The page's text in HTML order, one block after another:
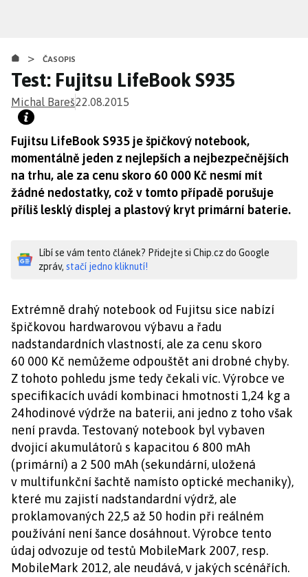
obsahu
> ČASOPIS
Test: Fujitsu LifeBook S935
Michal Bareš22.08.2015
Fujitsu LifeBook S935 je špičkový notebook,
momentálně jeden z nejlepších a nejbezpečnějších
na trhu, ale za cenu skoro 60 000 Kč nesmí mít
žádné nedostatky, což v tomto případě porušuje
příliš lesklý displej a plastový kryt primární baterie.
Líbí se vám tento článek? Přidejte si Chip.cz do Google
zpráv, stačí jedno kliknutí!
Extrémně drahý notebook od Fujitsu sice nabízí
špičkovou hardwarovou výbavu a řadu
nadstandardních vlastností, ale za cenu skoro
60 000 Kč nemůžeme odpouštět ani drobné chyby.
Z tohoto pohledu jsme tedy čekali víc. Výrobce ve
specifikacích uvádí kombinaci hmotnosti 1,24 kg a
24hodinové výdrže na baterii, ani jedno z toho však
není pravda. Testovaný notebook byl vybaven
dvojicí akumulátorů s kapacitou 6 800 mAh
(primární) a 2 500 mAh (sekundární, uložená
v multifunkční šachtě namísto optické mechaniky),
které mu zajistí nadstandardní výdrž, ale
proklamovaných 22,5 až 50 hodin při reálném
používání není šance dosáhnout. Výrobce tento
údaj odvozuje od testů MobileMark 2007, resp.
MobileMark 2012, ale neudává, v jakých scénářích.